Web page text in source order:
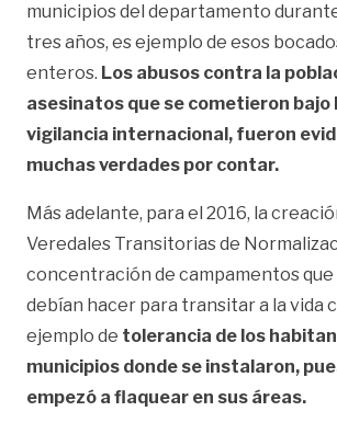
municipios del departamento
tres años, es ejemplo de esos
enteros. Los abusos contra la
asesinatos que se cometieron bajo
vigilancia internacional, fueron
muchas verdades por contar.
Más adelante, para el 2016, la
Veredales Transitorias de
concentración de campamentos
debían hacer para transitar a la vida
ejemplo de tolerancia de los
municipios donde se instalaron,
empezó a flaquear en sus áreas.